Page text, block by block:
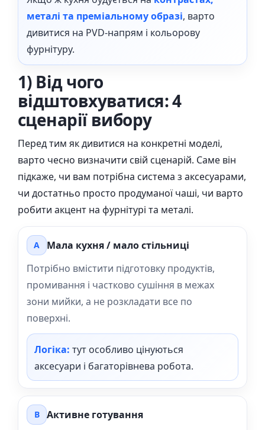
металі та преміальному образі, варто
дивитися на PVD-напрям і кольорову
фурнітуру.
1) Від чого
відштовхуватися: 4
сценарії вибору
Перед тим як дивитися на конкретні моделі,
варто чесно визначити свій сценарій. Саме він
підкаже, чи вам потрібна система з аксесуарами,
чи достатньо просто продуманої чаші, чи варто
робити акцент на фурнітурі та металі.
A
Мала кухня / мало стільниці
Потрібно вмістити підготовку продуктів,
промивання і частково сушіння в межах
зони мийки, а не розкладати все по
поверхні.
Логіка: тут особливо цінуються
аксесуари і багаторівнева робота.
B
Активне готування